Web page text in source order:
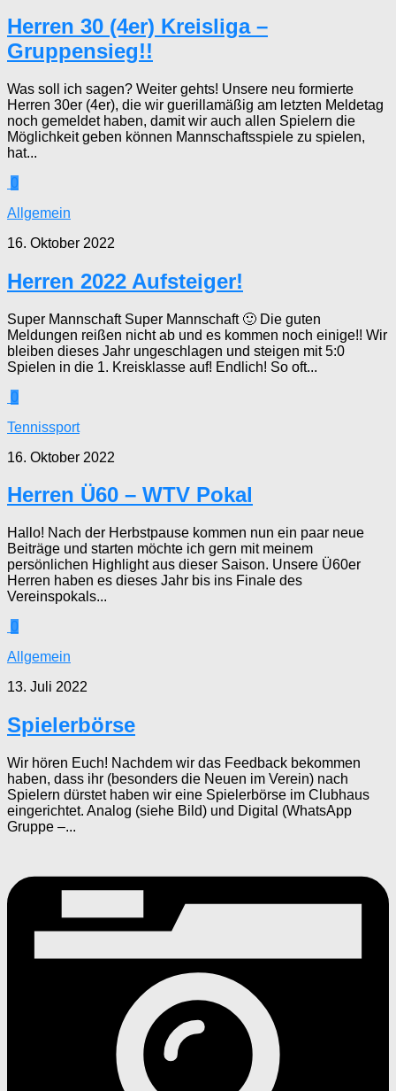
Herren 30 (4er) Kreisliga –
Gruppensieg!!
Was soll ich sagen? Weiter gehts! Unsere neu formierte
Herren 30er (4er), die wir guerillamäßig am letzten Meldetag
noch gemeldet haben, damit wir auch allen Spielern die
Möglichkeit geben können Mannschaftsspiele zu spielen,
hat...
0
Allgemein
16. Oktober 2022
Herren 2022 Aufsteiger!
Super Mannschaft Super Mannschaft 🙂 Die guten
Meldungen reißen nicht ab und es kommen noch einige!! Wir
bleiben dieses Jahr ungeschlagen und steigen mit 5:0
Spielen in die 1. Kreisklasse auf! Endlich! So oft...
0
Tennissport
16. Oktober 2022
Herren Ü60 – WTV Pokal
Hallo! Nach der Herbstpause kommen nun ein paar neue
Beiträge und starten möchte ich gern mit meinem
persönlichen Highlight aus dieser Saison. Unsere Ü60er
Herren haben es dieses Jahr bis ins Finale des
Vereinspokals...
0
Allgemein
13. Juli 2022
Spielerbörse
Wir hören Euch! Nachdem wir das Feedback bekommen
haben, dass ihr (besonders die Neuen im Verein) nach
Spielern dürstet haben wir eine Spielerbörse im Clubhaus
eingerichtet. Analog (siehe Bild) und Digital (WhatsApp
Gruppe –...